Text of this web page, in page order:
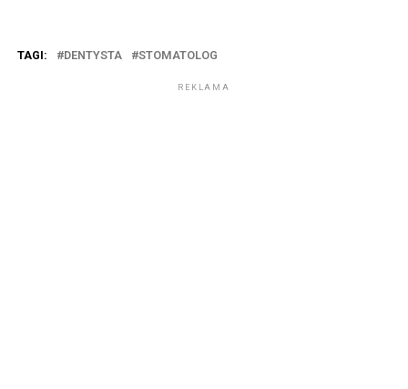
TAGI: DENTYSTA STOMATOLOG
REKLAMA